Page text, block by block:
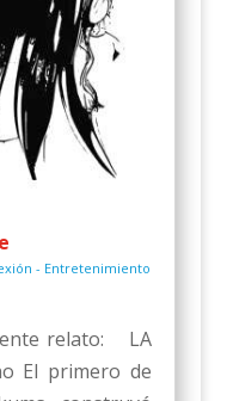
- Entretenimiento
relato: LA
El primero de